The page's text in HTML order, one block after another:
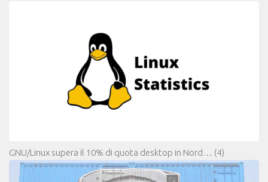
GNU/Linux supera il 10% di quota desktop in Nord… (4)